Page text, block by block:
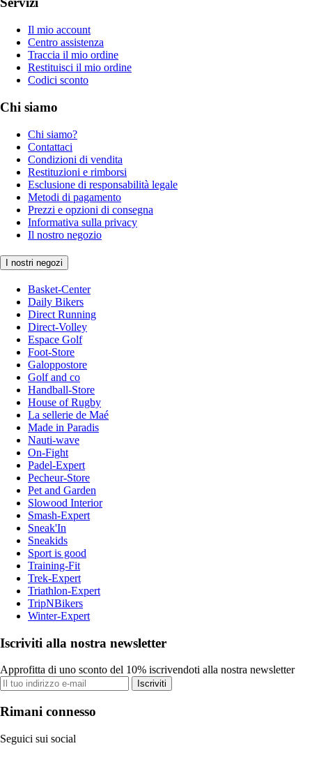
Il mio account
Centro assistenza
Traccia il mio ordine
Restituisci il mio ordine
Codici sconto
Chi siamo
Chi siamo?
Contattaci
Condizioni di vendita
Restituzioni e rimborsi
Esclusione di responsabilità legale
Metodi di pagamento
Prezzi e opzioni di consegna
Informativa sulla privacy
Il nostro negozio
I nostri negozi
Basket-Center
Daily Bikers
Direct Running
Direct-Volley
Espace Golf
Foot-Store
Galoppostore
Golf and co
Handball-Store
House of Rugby
La sellerie de Maé
Made in Paradis
Nauti-wave
On-Fight
Padel-Expert
Pecheur-Store
Pet and Garden
Slowood Interior
Smash-Expert
Sneak'In
Sneakids
Sport is good
Training-Fit
Trek-Expert
Triathlon-Expert
TripNBikers
Winter-Expert
Iscriviti alla nostra newsletter
Approfitta di uno sconto del 10% iscrivendoti alla nostra newsletter
Iscriviti
Rimani connesso
Seguici sui social